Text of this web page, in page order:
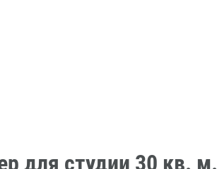
для студии 30 кв. м.